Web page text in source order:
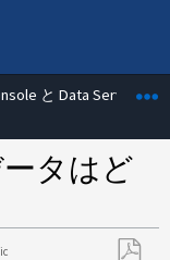
たたむ
と Data Services
タはど